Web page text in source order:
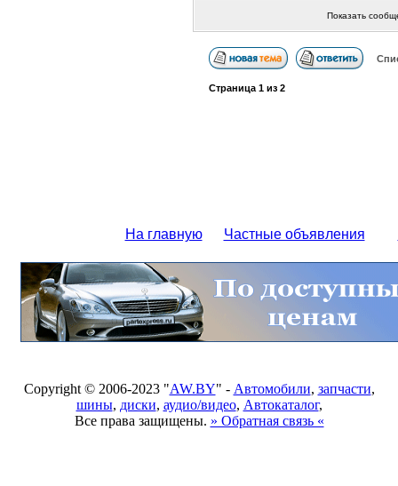
Показать
Страница 1из 2
На главную Частные объявления
Copyright © 2006-2023 "AW.BY" - Автомобили, запчасти,
шины, диски, аудио/видео, Автокаталог,
Все права защищены. » Обратная связь «